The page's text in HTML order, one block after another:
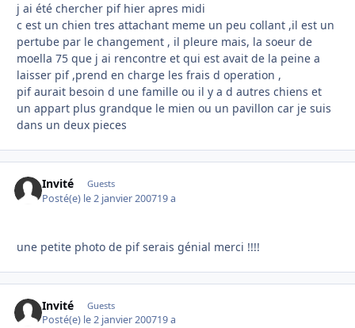
j ai été chercher pif hier apres midi
c est un chien tres attachant meme un peu collant ,il est un
pertube par le changement , il pleure mais, la soeur de
moella 75 que j ai rencontre et qui est avait de la peine a
laisser pif ,prend en charge les frais d operation ,
pif aurait besoin d une famille ou il y a d autres chiens et
un appart plus grandque le mien ou un pavillon car je suis
dans un deux pieces
Invité Guests
Posté(e) le 2 janvier 200719 a
une petite photo de pif serais génial merci !!!!
Invité Guests
Posté(e) le 2 janvier 200719 a